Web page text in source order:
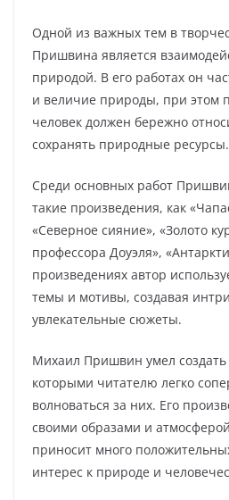
Одной из важных тем в
Пришвина является
природой. В его работах он
и величие природы, при этом
человек должен бережно
сохранять природные ресурсы.
Среди основных работ
такие произведения, как
«Северное сияние», «Золото
профессора Доуэля»,
произведениях автор
темы и мотивы, создавая
увлекательные сюжеты.
Михаил Пришвин умел создать
которыми читателю легко
волноваться за них. Его
своими образами и
приносит много
интерес к природе и